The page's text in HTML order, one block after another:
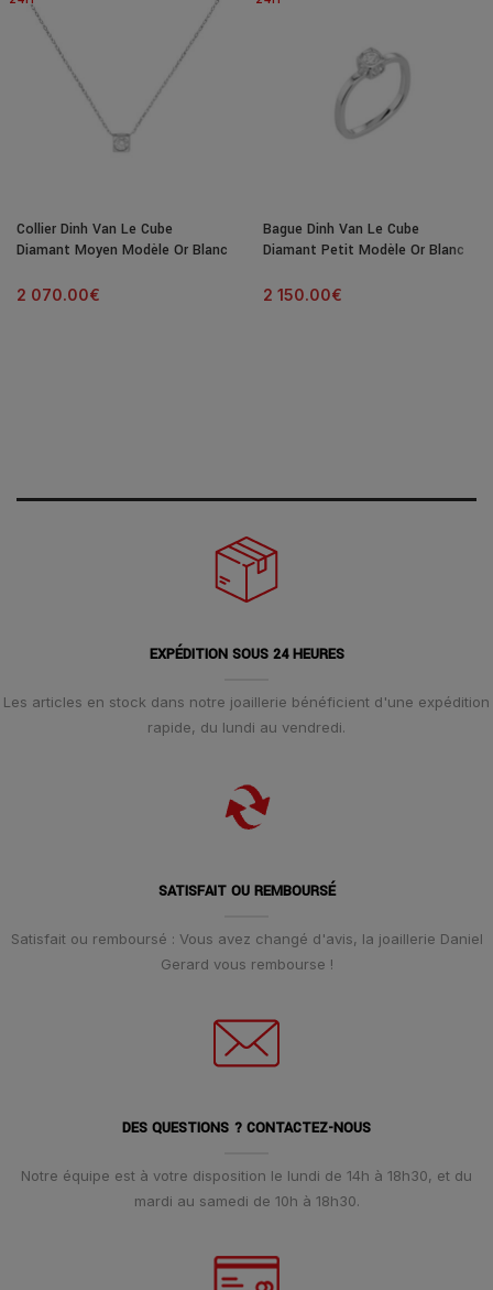
Collier Dinh Van Le Cube
Diamant Moyen Modèle Or Blanc
2 070.00€
Bague Dinh Van Le Cube
Diamant Petit Modèle Or Blanc
2 150.00€
EXPÉDITION SOUS 24 HEURES
Les articles en stock dans notre joaillerie bénéficient d'une expédition
rapide, du lundi au vendredi.
SATISFAIT OU REMBOURSÉ
Satisfait ou remboursé : Vous avez changé d'avis, la joaillerie Daniel
Gerard vous rembourse !
DES QUESTIONS ? CONTACTEZ-NOUS
Notre équipe est à votre disposition le lundi de 14h à 18h30, et du
mardi au samedi de 10h à 18h30.